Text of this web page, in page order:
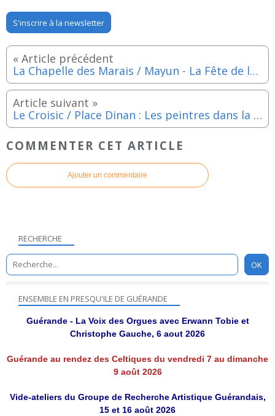
S'inscrire à la newsletter
La Chapelle des Marais / Mayun - La Fête de la Vannerie - Dimanche 26 juillet 2026
Le Croisic / Place Dinan : Les peintres dans la rue - Dimanche 26 juillet 2026
COMMENTER CET ARTICLE
Ajouter un commentaire
RECHERCHE
ENSEMBLE EN PRESQU'ILE DE GUÉRANDE
Guérande - La Voix des Orgues avec Erwann Tobie et
Christophe Gauche, 6 aout 2026
Guérande au rendez des Celtiques du vendredi 7 au dimanche
9 août 2026
Vide-ateliers du Groupe de Recherche Artistique Guérandais,
15 et 16 août 2026